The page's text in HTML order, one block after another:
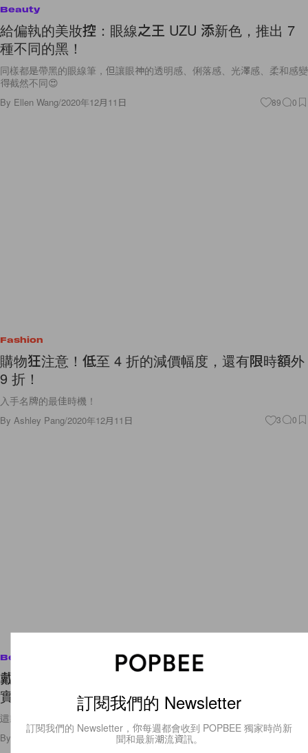
Beauty
給偏執的美妝控：眼線之王 UZU 添新色，推出 7
種不同的黑！
同樣都是帶黑的眼線筆，但讓眼神的透明感、俐落感、光澤感、柔和感變
得截然不同😍
By Ellen Wang/2020年12月11日 89 0
Fashion
購物狂注意！低至 4 折的減價幅度，還有限時額外
9 折！
入手名牌的最佳時機！
By Ashley Pang/2020年12月11日 3 0
Beauty
戴安娜王妃情迷哪款香水？高貴、迷人而性感，確
實是為她而設！
這款香水你也可以隨時買到！
By 2020年12月11日
訂閱我們的 Newsletter
訂閱我們的 Newsletter，你每週都會收到 POPBEE 獨家時尚新
聞和最新潮流資訊。